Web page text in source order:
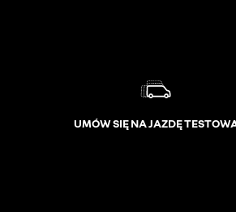
UMÓW SIĘ NA JAZDĘ